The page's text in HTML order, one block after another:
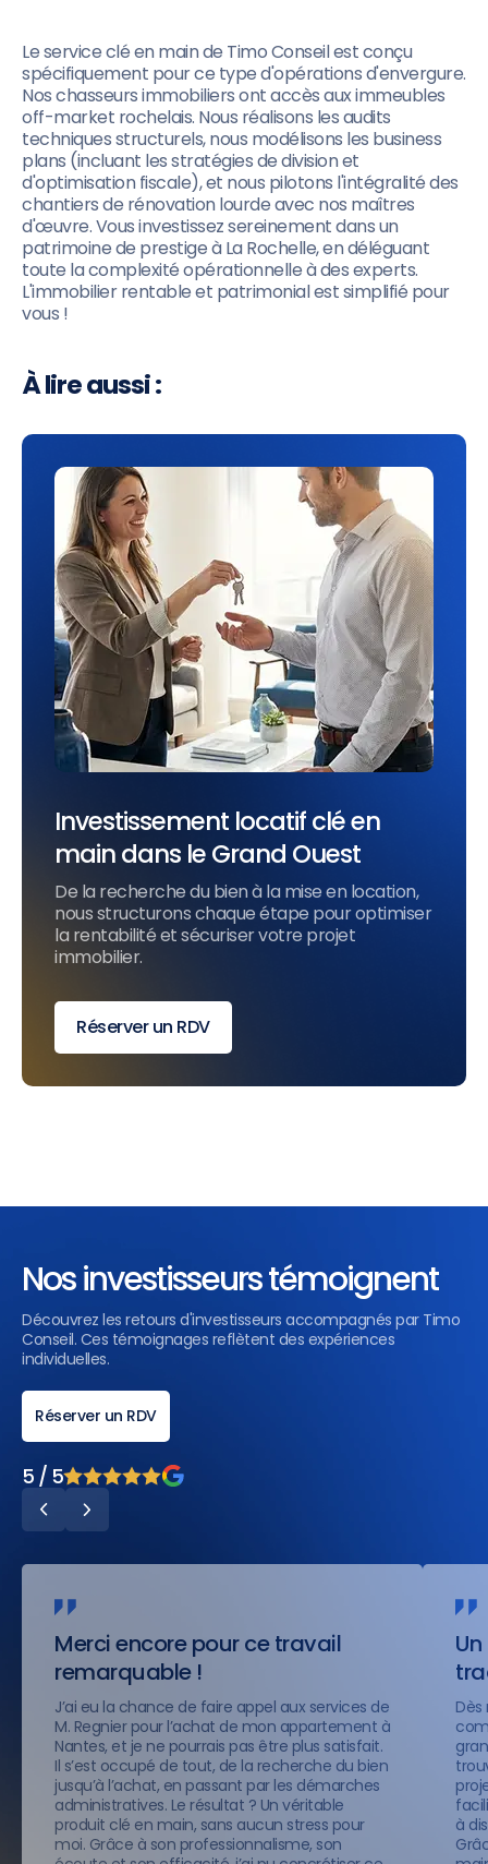
Le service clé en main de Timo Conseil est conçu
spécifiquement pour ce type d'opérations d'envergure.
Nos chasseurs immobiliers ont accès aux immeubles
off-market rochelais. Nous réalisons les audits
techniques structurels, nous modélisons les business
plans (incluant les stratégies de division et
d'optimisation fiscale), et nous pilotons l'intégralité des
chantiers de rénovation lourde avec nos maîtres
d'œuvre. Vous investissez sereinement dans un
patrimoine de prestige à La Rochelle, en déléguant
toute la complexité opérationnelle à des experts.
L'immobilier rentable et patrimonial est simplifié pour
vous !
À lire aussi :
Investissement locatif clé en
main dans le Grand Ouest
De la recherche du bien à la mise en location,
nous structurons chaque étape pour optimiser
la rentabilité et sécuriser votre projet
immobilier.
Réserver un RDV
Nos investisseurs témoignent
Découvrez les retours d'investisseurs accompagnés par Timo
Conseil. Ces témoignages reflètent des expériences
individuelles.
Réserver un RDV
5 / 5
Merci encore pour ce travail
remarquable !
J’ai eu la chance de faire appel aux services de
M. Regnier pour l’achat de mon appartement à
Nantes, et je ne pourrais pas être plus satisfait.
Il s’est occupé de tout, de la recherche du bien
jusqu’à l’achat, en passant par les démarches
administratives. Le résultat ? Un véritable
produit clé en main, sans aucun stress pour
moi. Grâce à son professionnalisme, son
à